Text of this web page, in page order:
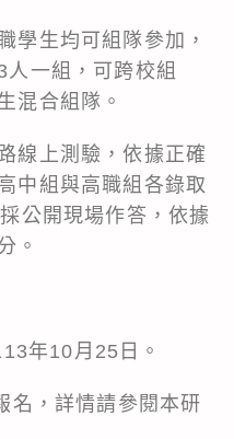
學生均可組隊參加，
一組，可跨校組
混合組隊。
線上測驗，依據正確
中組與高職組各錄取
公開現場作答，依據
。
年10月25日。
名，詳情請參閱本研